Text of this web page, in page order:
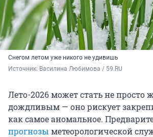
Снегом летом уже никого не удивишь
Источник: Василина Любимова / 59.RU
Лето-2026 может стать не просто
дождливым — оно рискует
как самое аномальное.
прогнозы метеорологической